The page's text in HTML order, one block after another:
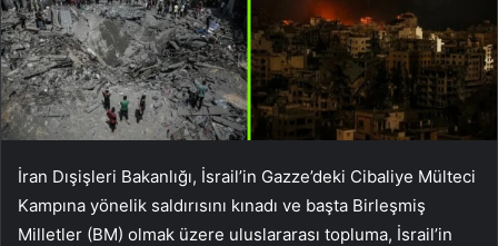
İran Dışişleri Bakanlığı, İsrail’in Gazze’deki Cibaliye Mülteci
Kampına yönelik saldırısını kınadı ve başta Birleşmiş
Milletler (BM) olmak üzere uluslararası topluma, İsrail’in